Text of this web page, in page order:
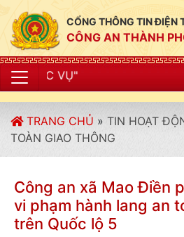
CỔNG THÔNG TIN ĐIỆN
CÔNG AN THÀNH
TRANG CHỦ » TIN HOẠT
TOÀN GIAO THÔNG
Công an xã Mao Điền
vi phạm hành lang an
trên Quốc lộ 5